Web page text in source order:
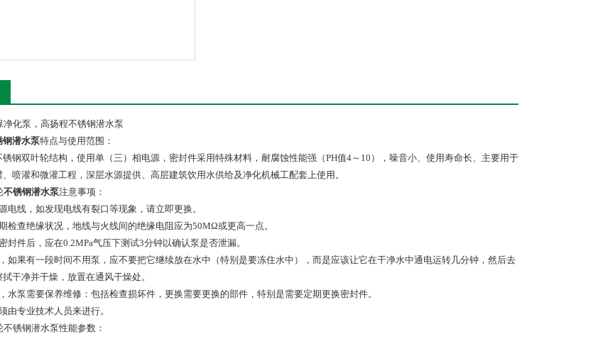
净化泵，高扬程不锈钢潜水泵
钢潜水泵特点与使用范围：
钢双叶轮结构，使用单（三）相电源，密封件采用特殊材料，耐腐蚀性能强（PH值4～10），噪音小、使用寿命长、主要用于
、喷灌和微灌工程，深层水源提供、高层建筑饮用水供给及净化机械工配套上使用。
不锈钢潜水泵注意事项：
电线，如发现电线有裂口等现象，请立即更换。
检查绝缘状况，地线与火线间的绝缘电阻应为50MΩ或更高一点。
封件后，应在0.2MPa气压下测试3分钟以确认泵是否泄漏。
如果有一段时间不用泵，应不要把它继续放在水中（特别是要冻住水中），而是应该让它在干净水中通电运转几分钟，然后去
干净并干燥，放置在通风干燥处。
水泵需要保养维修：包括检查损坏件，更换需要更换的部件，特别是需要定期更换密封件。
由专业技术人员来进行。
锈钢潜水泵性能参数：